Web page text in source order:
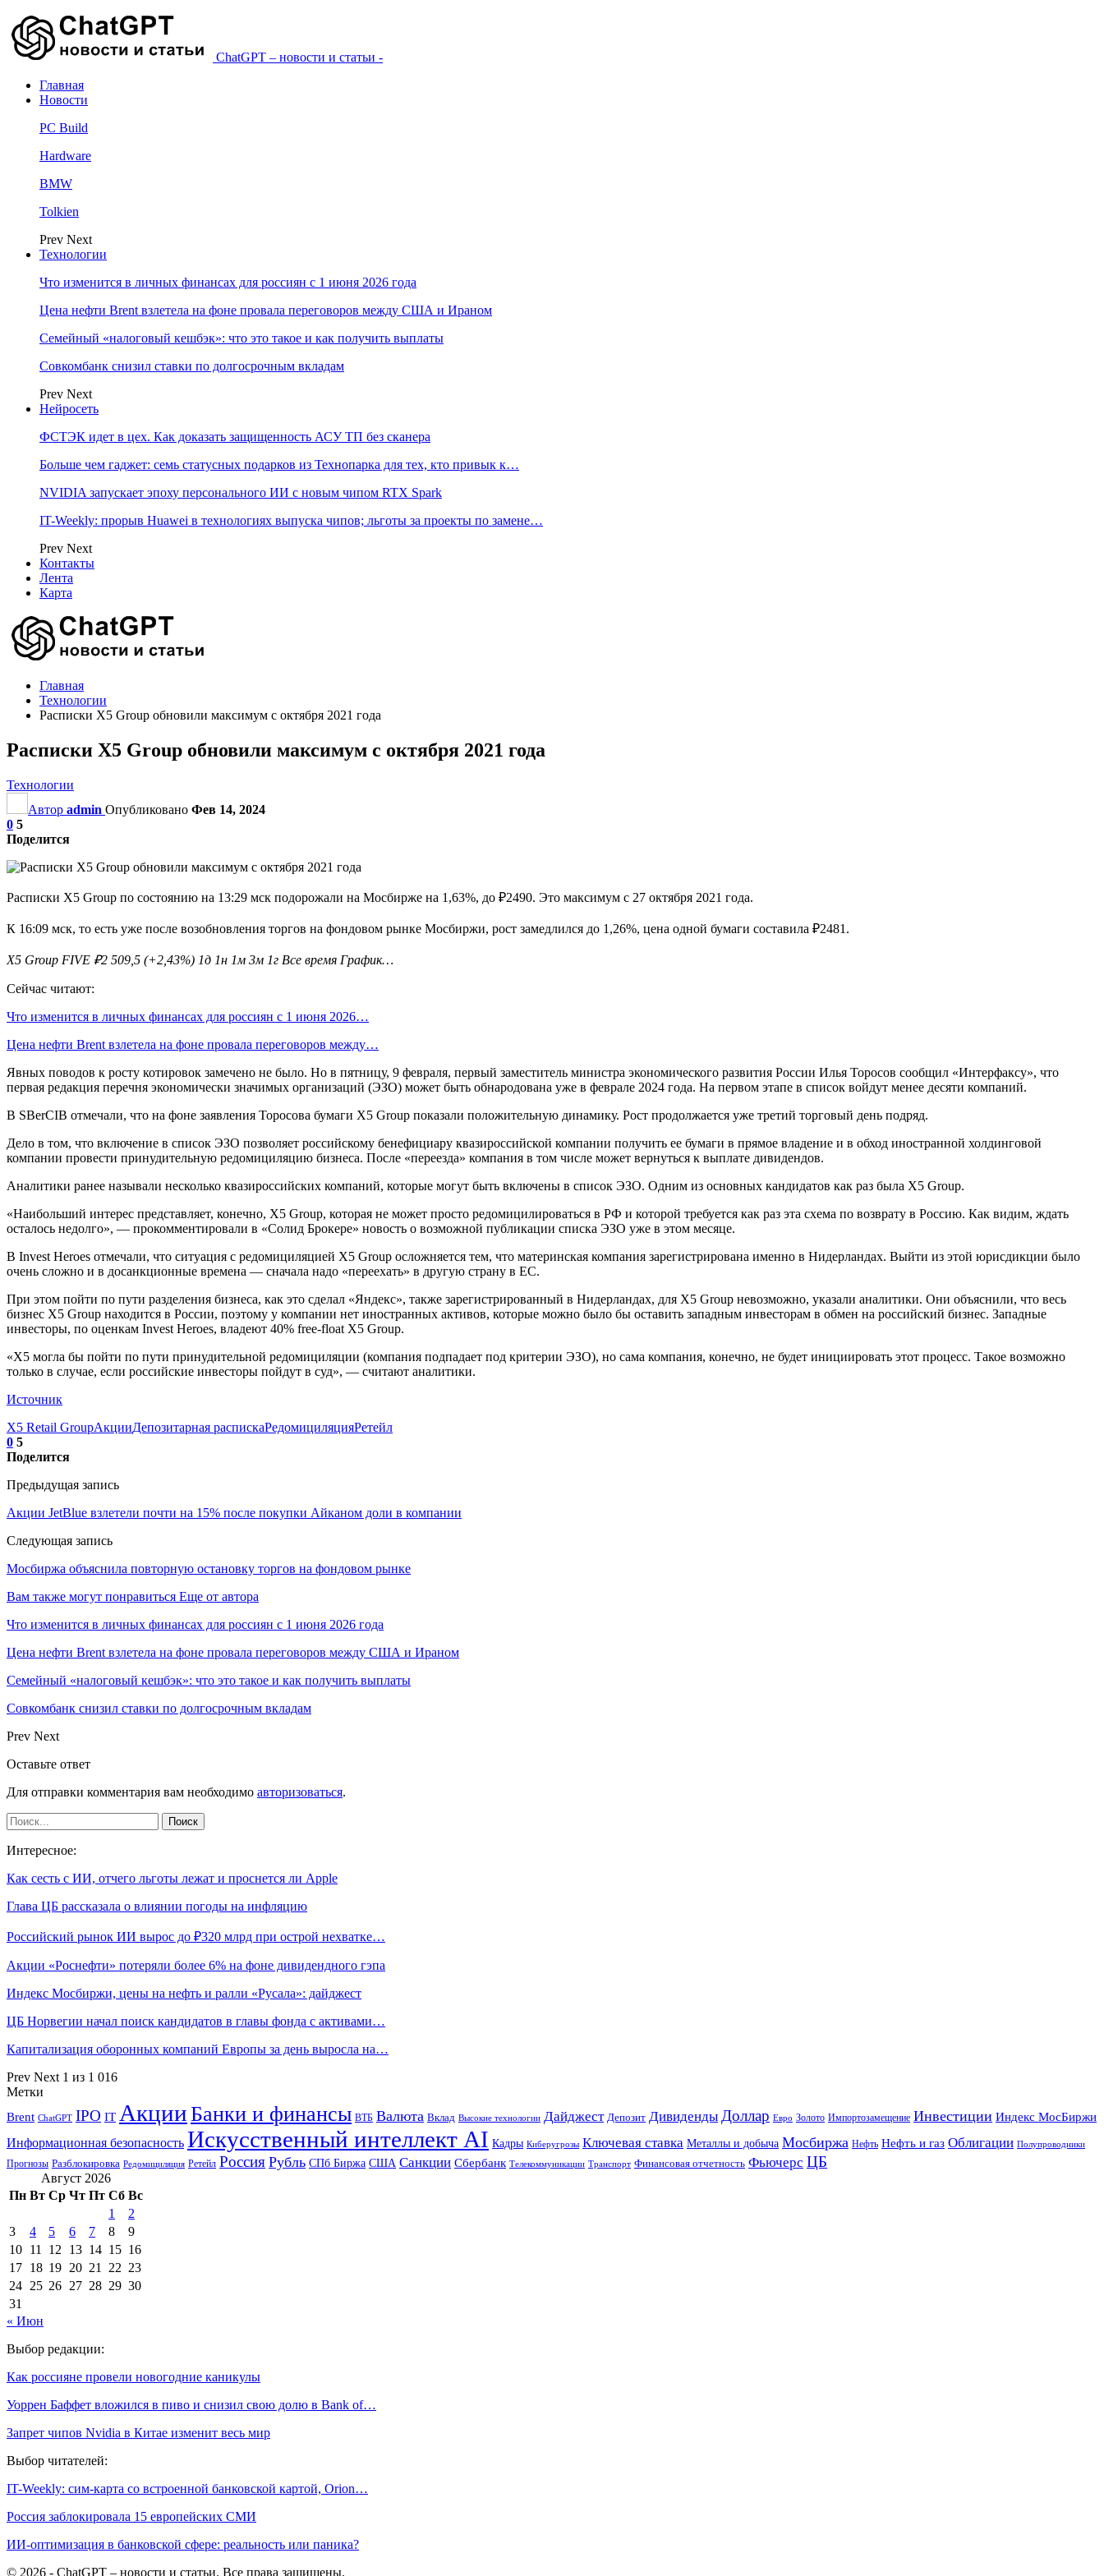
ChatGPT – новости и статьи -
Главная
Новости
PC Build
Hardware
BMW
Tolkien
Prev Next
Технологии
Что изменится в личных финансах для россиян с 1 июня 2026 года
Цена нефти Brent взлетела на фоне провала переговоров между США и Ираном
Семейный «налоговый кешбэк»: что это такое и как получить выплаты
Совкомбанк снизил ставки по долгосрочным вкладам
Prev Next
Нейросеть
ФСТЭК идет в цех. Как доказать защищенность АСУ ТП без сканера
Больше чем гаджет: семь статусных подарков из Технопарка для тех, кто привык к…
NVIDIA запускает эпоху персонального ИИ с новым чипом RTX Spark
IT-Weekly: прорыв Huawei в технологиях выпуска чипов; льготы за проекты по замене…
Prev Next
Контакты
Лента
Карта
Главная
Технологии
Расписки X5 Group обновили максимум с октября 2021 года
Расписки X5 Group обновили максимум с октября 2021 года
Технологии
Автор admin Опубликовано Фев 14, 2024
0 5
Поделится
Расписки X5 Group по состоянию на 13:29 мск подорожали на Мосбирже на 1,63%, до ₽2490. Это максимум с 27 октября 2021 года.
К 16:09 мск, то есть уже после возобновления торгов на фондовом рынке Мосбиржи, рост замедлился до 1,26%, цена одной бумаги составила ₽2481.
X5 Group FIVE ₽2 509,5 (+2,43%) 1д 1н 1м 3м 1г Все время График…
Сейчас читают:
Что изменится в личных финансах для россиян с 1 июня 2026…
Цена нефти Brent взлетела на фоне провала переговоров между…
Явных поводов к росту котировок замечено не было. Но в пятницу, 9 февраля, первый заместитель министра экономического развития России Илья Торосов сообщил «Интерфаксу», что
первая редакция перечня экономически значимых организаций (ЭЗО) может быть обнародована уже в феврале 2024 года. На первом этапе в список войдут менее десяти компаний.
В SBerCIB отмечали, что на фоне заявления Торосова бумаги X5 Group показали положительную динамику. Рост продолжается уже третий торговый день подряд.
Дело в том, что включение в список ЭЗО позволяет российскому бенефициару квазироссийской компании получить ее бумаги в прямое владение и в обход иностранной холдинговой
компании провести принудительную редомициляцию бизнеса. После «переезда» компания в том числе может вернуться к выплате дивидендов.
Аналитики ранее называли несколько квазироссийских компаний, которые могут быть включены в список ЭЗО. Одним из основных кандидатов как раз была X5 Group.
«Наибольший интерес представляет, конечно, X5 Group, которая не может просто редомицилироваться в РФ и которой требуется как раз эта схема по возврату в Россию. Как видим, ждать
осталось недолго», — прокомментировали в «Солид Брокере» новость о возможной публикации списка ЭЗО уже в этом месяце.
В Invest Heroes отмечали, что ситуация с редомициляцией X5 Group осложняется тем, что материнская компания зарегистрирована именно в Нидерландах. Выйти из этой юрисдикции было
очень сложно и в досанкционные времена — сначала надо «переехать» в другую страну в ЕС.
При этом пойти по пути разделения бизнеса, как это сделал «Яндекс», также зарегистрированный в Нидерландах, для X5 Group невозможно, указали аналитики. Они объяснили, что весь
бизнес X5 Group находится в России, поэтому у компании нет иностранных активов, которые можно было бы оставить западным инвесторам в обмен на российский бизнес. Западные
инвесторы, по оценкам Invest Heroes, владеют 40% free-float X5 Group.
«X5 могла бы пойти по пути принудительной редомициляции (компания подпадает под критерии ЭЗО), но сама компания, конечно, не будет инициировать этот процесс. Такое возможно
только в случае, если российские инвесторы пойдут в суд», — считают аналитики.
Источник
X5 Retail GroupАкцииДепозитарная распискаРедомициляцияРетейл
0 5
Поделится
Предыдущая запись
Акции JetBlue взлетели почти на 15% после покупки Айканом доли в компании
Следующая запись
Мосбиржа объяснила повторную остановку торгов на фондовом рынке
Вам также могут понравиться Еще от автора
Что изменится в личных финансах для россиян с 1 июня 2026 года
Цена нефти Brent взлетела на фоне провала переговоров между США и Ираном
Семейный «налоговый кешбэк»: что это такое и как получить выплаты
Совкомбанк снизил ставки по долгосрочным вкладам
Prev Next
Оставьте ответ
Для отправки комментария вам необходимо авторизоваться.
Интересное:
Как сесть с ИИ, отчего льготы лежат и проснется ли Apple
Глава ЦБ рассказала о влиянии погоды на инфляцию
Российский рынок ИИ вырос до ₽320 млрд при острой нехватке…
Акции «Роснефти» потеряли более 6% на фоне дивидендного гэпа
Индекс Мосбиржи, цены на нефть и ралли «Русала»: дайджест
ЦБ Норвегии начал поиск кандидатов в главы фонда с активами…
Капитализация оборонных компаний Европы за день выросла на…
Prev Next 1 из 1 016
Метки
Brent ChatGPT IPO IT АкцииБанки и финансы ВТБ Валюта Вклад Высокие технологии Дайджест Депозит Дивиденды Доллар Евро Золото Импортозамещение Инвестиции Индекс МосБиржи
Информационная безопасность Искусственный интеллект AI Кадры Киберугрозы Ключевая ставка Металлы и добыча Мосбиржа Нефть Нефть и газ Облигации Полупроводники
Прогнозы Разблокировка Редомициляция Ретейл Россия Рубль СПб Биржа США Санкции Сбербанк Телекоммуникации Транспорт Финансовая отчетность Фьючерс ЦБ
Август 2026
Пн Вт Ср Чт Пт Сб Вс
1
2
3
4 5 6 7 8
9
10 11 12 13 14 15 16
17 18 19 20 21 22 23
24 25 26 27 28 29 30
31
« Июн
Выбор редакции:
Как россияне провели новогодние каникулы
Уоррен Баффет вложился в пиво и снизил свою долю в Bank of…
Запрет чипов Nvidia в Китае изменит весь мир
Выбор читателей:
IT-Weekly: сим-карта со встроенной банковской картой, Orion…
Россия заблокировала 15 европейских СМИ
ИИ-оптимизация в банковской сфере: реальность или паника?
© 2026 - ChatGPT – новости и статьи. Все права защищены.